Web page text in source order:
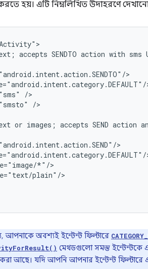
হয়। এটি নিম্নলিখিত উদাহরণে
accepts SENDTO action with sms
or images; accepts SEND action
আপনাকে অবশ্যই ইন্টেন্ট ফিল্টারে
মেথডগুলো সমস্ত ইন্টেন্টকে
করা আছে। যদি আপনি আপনার ইন্টেন্ট